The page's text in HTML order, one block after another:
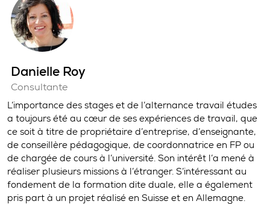
Danielle Roy
Consultante
L’importance des stages et de l’alternance travail études
a toujours été au cœur de ses expériences de travail, que
ce soit à titre de propriétaire d’entreprise, d’enseignante,
de conseillère pédagogique, de coordonnatrice en FP ou
de chargée de cours à l’université. Son intérêt l’a mené à
réaliser plusieurs missions à l’étranger. S’intéressant au
fondement de la formation dite duale, elle a également
pris part à un projet réalisé en Suisse et en Allemagne.